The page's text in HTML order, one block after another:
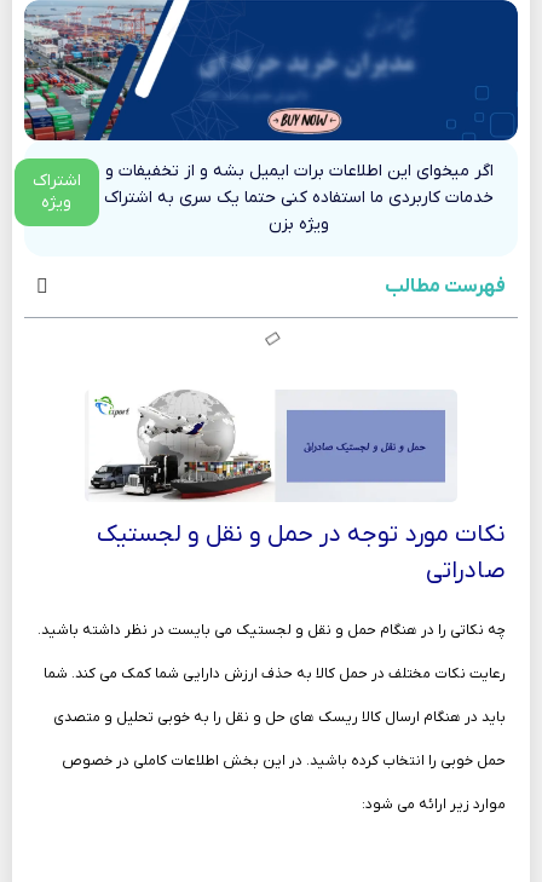
اگر میخوای این اطلاعات برات ایمیل بشه و از تخفیفات و
خدمات کاربردی ما استفاده کنی حتما یک سری به اشتراک
ویژه بزن
اشتراک
ویژه
فهرست مطالب
نکات مورد توجه در حمل و نقل و لجستیک
صادراتی
چه نکاتی را در هنگام حمل و نقل و لجستیک می بایست در نظر داشته باشید.
رعایت نکات مختلف در حمل کالا به حذف ارزش دارایی شما کمک می کند. شما
باید در هنگام ارسال کالا ریسک های حل و نقل را به خوبی تحلیل و متصدی
حمل خوبی را انتخاب کرده باشید. در این بخش اطلاعات کاملی در خصوص
موارد زیر ارائه می شود: